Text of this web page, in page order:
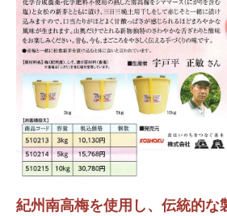
紀州南高梅を使用し、伝統的な